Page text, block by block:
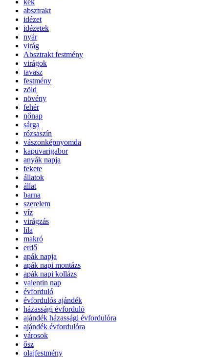
kék
absztrakt
idézet
idézetek
nyár
virág
Absztrakt festmény
virágok
tavasz
festmény
zöld
növény
fehér
nőnap
sárga
rózsaszín
vászonképnyomda
kapuvarigabor
anyák napja
fekete
állatok
állat
barna
szerelem
víz
virágzás
lila
makró
erdő
apák napja
apák napi montázs
apák napi kollázs
valentin nap
évforduló
évfordulós ajándék
házassági évforduló
ajándék házassági évfordulóra
ajándék évfordulóra
városok
ősz
olajfestmény